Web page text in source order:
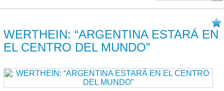
WERTHEIN: “ARGENTINA ESTARÁ EN
EL CENTRO DEL MUNDO”